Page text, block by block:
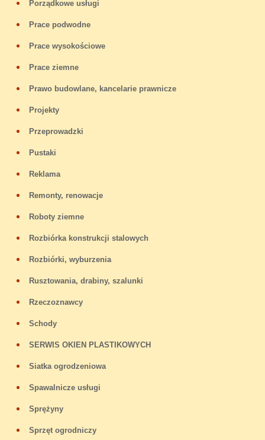
Porządkowe usługi
Prace podwodne
Prace wysokościowe
Prace ziemne
Prawo budowlane, kancelarie prawnicze
Projekty
Przeprowadzki
Pustaki
Reklama
Remonty, renowacje
Roboty ziemne
Rozbiórka konstrukcji stalowych
Rozbiórki, wyburzenia
Rusztowania, drabiny, szalunki
Rzeczoznawcy
Schody
SERWIS OKIEN PLASTIKOWYCH
Siatka ogrodzeniowa
Spawalnicze usługi
Sprężyny
Sprzęt ogrodniczy